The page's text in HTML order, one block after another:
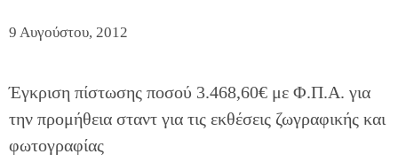
9 Αυγούστου, 2012
Έγκριση πίστωσης ποσού 3.468,60€ με Φ.Π.Α. για
την προμήθεια σταντ για τις εκθέσεις ζωγραφικής και
φωτογραφίας